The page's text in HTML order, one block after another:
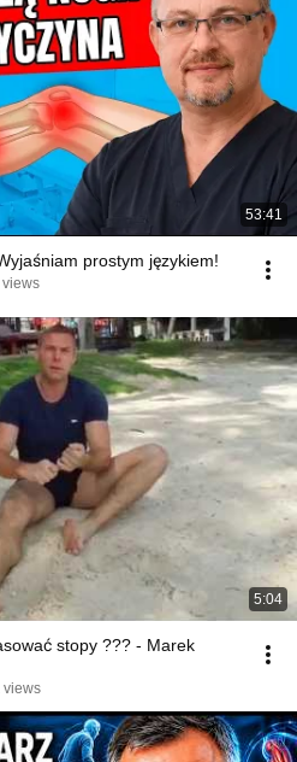
53:41
prostym językiem!
5:04
stopy ??? - Marek
views